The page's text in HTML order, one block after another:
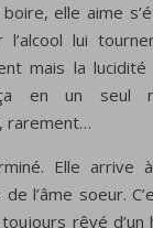
elle aime
l’alcool lui
mais la lucidité
en un seul
rarement…
Elle arrive
l’âme soeur.
toujours rêvé